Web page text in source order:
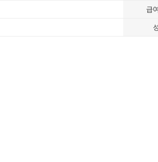
급